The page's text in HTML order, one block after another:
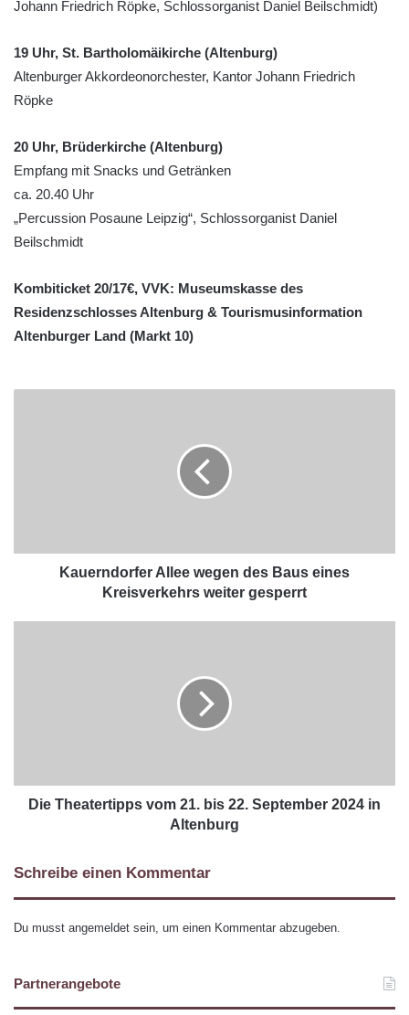
Johann Friedrich Röpke, Schlossorganist Daniel Beilschmidt)
19 Uhr, St. Bartholomäikirche (Altenburg)
Altenburger Akkordeonorchester, Kantor Johann Friedrich
Röpke
20 Uhr, Brüderkirche (Altenburg)
Empfang mit Snacks und Getränken
ca. 20.40 Uhr
„Percussion Posaune Leipzig“, Schlossorganist Daniel
Beilschmidt
Kombiticket 20/17€, VVK: Museumskasse des
Residenzschlosses Altenburg & Tourismusinformation
Altenburger Land (Markt 10)
Kauerndorfer Allee wegen des Baus eines
Kreisverkehrs weiter gesperrt
Die Theatertipps vom 21. bis 22. September 2024 in
Altenburg
Schreibe einen Kommentar
Du musst angemeldet sein, um einen Kommentar abzugeben.
Partnerangebote